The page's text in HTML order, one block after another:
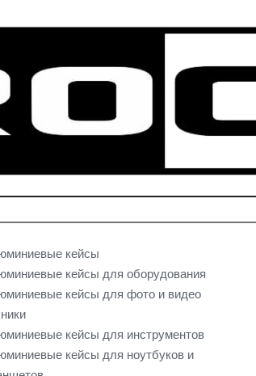
кейсы
кейсы для оборудования
кейсы для фото и видео
кейсы для инструментов
кейсы для ноутбуков и